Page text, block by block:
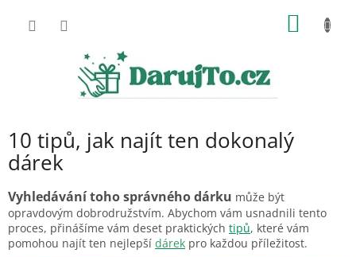
10 tipů, jak najít ten dokonalý
dárek
Vyhledávání toho správného dárku může být
opravdovým dobrodružstvím. Abychom vám usnadnili tento
proces, přinášíme vám deset praktických tipů, které vám
pomohou najít ten nejlepší dárek pro každou příležitost.